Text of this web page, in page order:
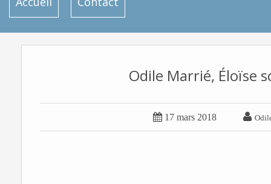
Odile Marrié, Éloïse
 17 mars 2018 